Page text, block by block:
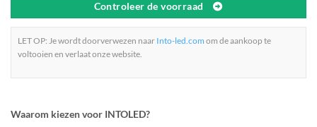
Controleer de voorraad
LET OP: Je wordt doorverwezen naar Into-led.com om de aankoop te
voltooien en verlaat onze website.
Waarom kiezen voor INTOLED?